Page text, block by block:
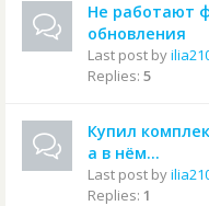
Не работают
обновления
Last post by
Replies: 5
Купил
а в нём...
Last post by
Replies: 1